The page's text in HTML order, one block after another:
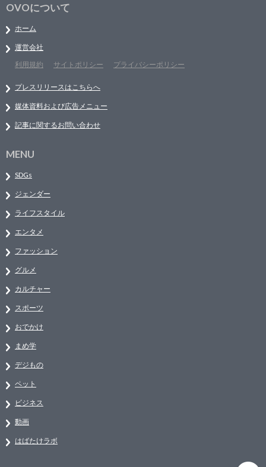
OVOについて
ホーム
運営会社
利用規約
サイトポリシー プライバシーポリシー
プレスリリースはこちらへ
媒体資料および広告メニュー
記事に関するお問い合わせ
MENU
SDGs
ジェンダー
ライフスタイル
エンタメ
ファッション
グルメ
カルチャー
スポーツ
おでかけ
まめ学
デジもの
ペット
ビジネス
動画
はばたけラボ